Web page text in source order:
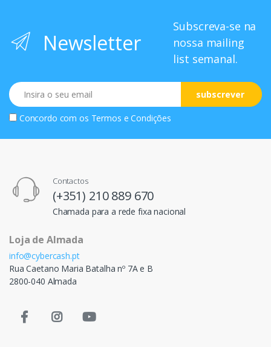
Newsletter
Subscreva-se na
nossa mailing
list semanal.
Email
subscrever
Concordo com os Termos e Condições
Contactos
(+351) 210 889 670
Chamada para a rede fixa nacional
Loja de Almada
info@cybercash.pt
Rua Caetano Maria Batalha nº 7A e B
2800-040 Almada